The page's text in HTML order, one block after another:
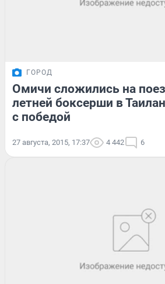
ГОРОД
Омичи сложились на
летней боксерши в
с победой
27 августа, 2015, 17:37 4 442 6